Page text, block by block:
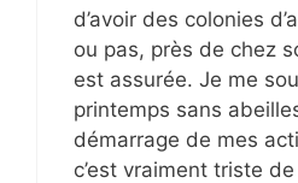
d’avoir des colonies
ou pas, près de chez
est assurée. Je me
printemps sans
démarrage de mes
c’est vraiment triste de